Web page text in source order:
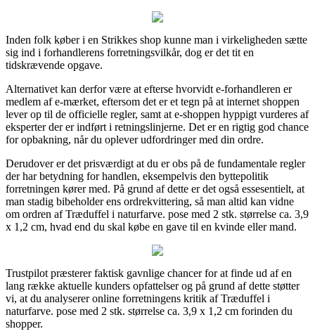
Inden folk køber i en Strikkes shop kunne man i virkeligheden sætte
sig ind i forhandlerens forretningsvilkår, dog er det tit en
tidskrævende opgave.
Alternativet kan derfor være at efterse hvorvidt e-forhandleren er
medlem af e-mærket, eftersom det er et tegn på at internet shoppen
lever op til de officielle regler, samt at e-shoppen hyppigt vurderes af
eksperter der er indført i retningslinjerne. Det er en rigtig god chance
for opbakning, når du oplever udfordringer med din ordre.
Derudover er det prisværdigt at du er obs på de fundamentale regler
der har betydning for handlen, eksempelvis den byttepolitik
forretningen kører med. På grund af dette er det også essesentielt, at
man stadig bibeholder ens ordrekvittering, så man altid kan vidne
om ordren af Træduffel i naturfarve. pose med 2 stk. størrelse ca. 3,9
x 1,2 cm, hvad end du skal købe en gave til en kvinde eller mand.
Trustpilot præsterer faktisk gavnlige chancer for at finde ud af en
lang række aktuelle kunders opfattelser og på grund af dette støtter
vi, at du analyserer online forretningens kritik af Træduffel i
naturfarve. pose med 2 stk. størrelse ca. 3,9 x 1,2 cm forinden du
shopper.